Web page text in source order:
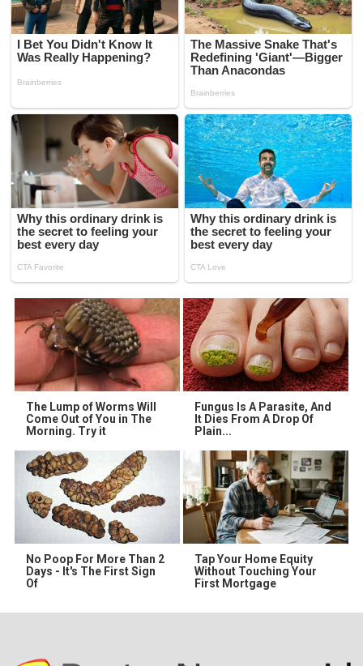
The Lump of Worms Will
Come Out of You in The
Morning. Try it
Fungus Is A Parasite, And
It Dies From A Drop Of
Plain...
No Poop For More Than 2
Days - It's The First Sign
Of
Tap Your Home Equity
Without Touching Your
First Mortgage